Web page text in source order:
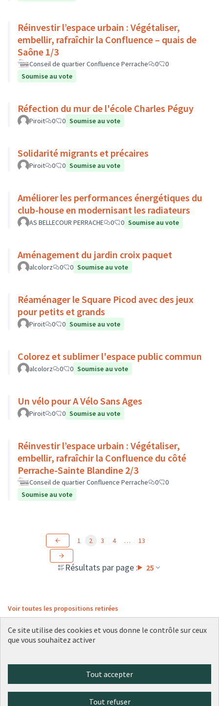
Réinvestir l’espace urbain : Végétaliser,
embellir, rafraîchir la Confluence – quais de
Saône 1/3
Conseil de quartier Confluence Perrache 0
0
Soumise au vote
Réfection du mur de l'école Charles Péguy
Piroit 0 0 Soumise au vote
Solidarité migrants et précaires
Piroit 0 0 Soumise au vote
Améliorer les performances énergétiques du
club-house en modernisant les radiateurs
AS BELLECOUR PERRACHE 0 0 Soumise au vote
Aménagement du jardin croix paquet
alcolorz 0 0 Soumise au vote
Réaménager le Square Picod avec des jeux
pour petits et grands
Piroit 0 0 Soumise au vote
Colorez et sublimer l'espace public commun
alcolorz 0 0 Soumise au vote
Un vélo pour A Vélo Sans Ages
Piroit 0 0 Soumise au vote
Réinvestir l’espace urbain : Végétaliser,
embellir, rafraîchir la Confluence du côté
Perrache-Sainte Blandine 2/3
Conseil de quartier Confluence Perrache 0
0
Soumise au vote
Résultats par page : 25
1 2 3 4 … 13
Voir toutes les propositions retirées
(Lien externe)
(Lien externe)
(Lien externe)
(Lien externe)
(Lien externe)
Ce site utilise des cookies et vous donne le contrôle sur ceux
que vous souhaitez activer
Tout accepter
Tout refuser